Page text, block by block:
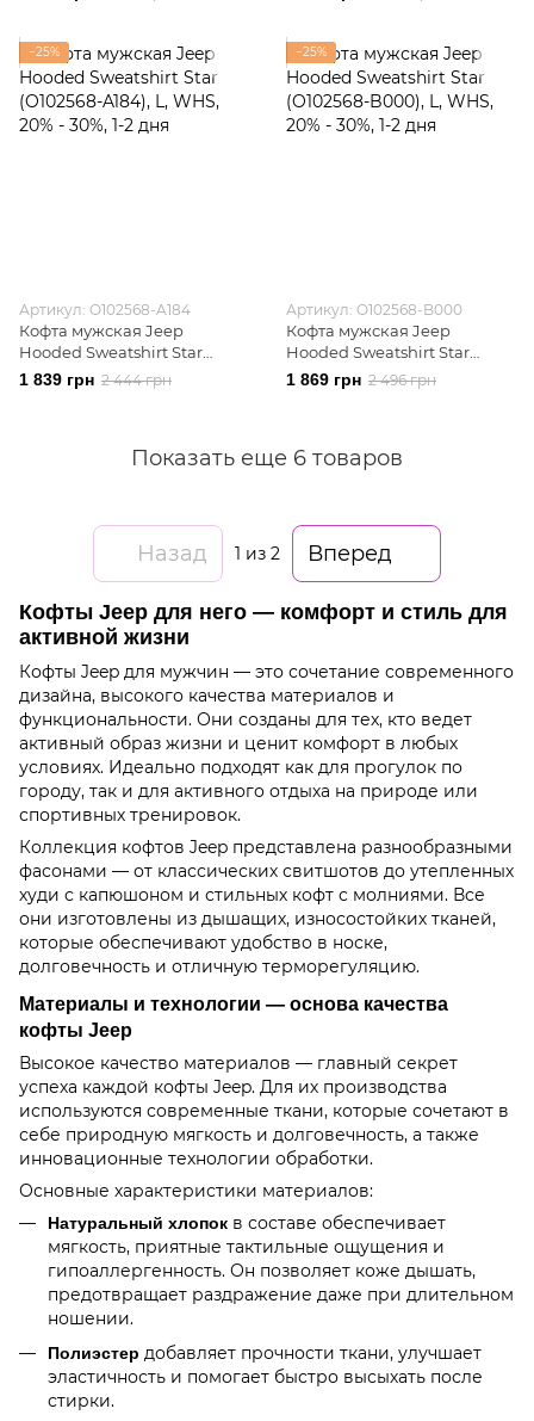
−25%
Артикул: O102568-A184
Кофта мужская Jeep
Hooded Sweatshirt Star
(O102568-A184)
1 839 грн 2 444 грн
−25%
Артикул: O102568-B000
Кофта мужская Jeep
Hooded Sweatshirt Star
(O102568-B000)
1 869 грн 2 496 грн
Показать еще 6 товаров
Назад 1 из 2 Вперед
Кофты Jeep для него — комфорт и стиль для
активной жизни
Кофты Jeep для мужчин — это сочетание современного
дизайна, высокого качества материалов и
функциональности. Они созданы для тех, кто ведет
активный образ жизни и ценит комфорт в любых
условиях. Идеально подходят как для прогулок по
городу, так и для активного отдыха на природе или
спортивных тренировок.
Коллекция кофтов Jeep представлена разнообразными
фасонами — от классических свитшотов до утепленных
худи с капюшоном и стильных кофт с молниями. Все
они изготовлены из дышащих, износостойких тканей,
которые обеспечивают удобство в носке,
долговечность и отличную терморегуляцию.
Материалы и технологии — основа качества
кофты Jeep
Высокое качество материалов — главный секрет
успеха каждой кофты Jeep. Для их производства
используются современные ткани, которые сочетают в
себе природную мягкость и долговечность, а также
инновационные технологии обработки.
Основные характеристики материалов:
Натуральный хлопок в составе обеспечивает
мягкость, приятные тактильные ощущения и
гипоаллергенность. Он позволяет коже дышать,
предотвращает раздражение даже при длительном
ношении.
Полиэстер добавляет прочности ткани, улучшает
эластичность и помогает быстро высыхать после
стирки.